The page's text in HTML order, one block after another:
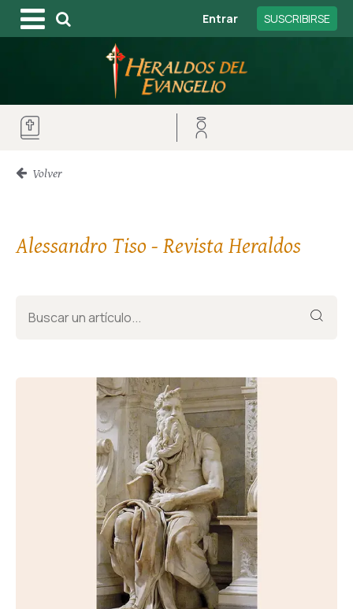
Entrar SUSCRIBIRSE
Volver
Alessandro Tiso - Revista Heraldos